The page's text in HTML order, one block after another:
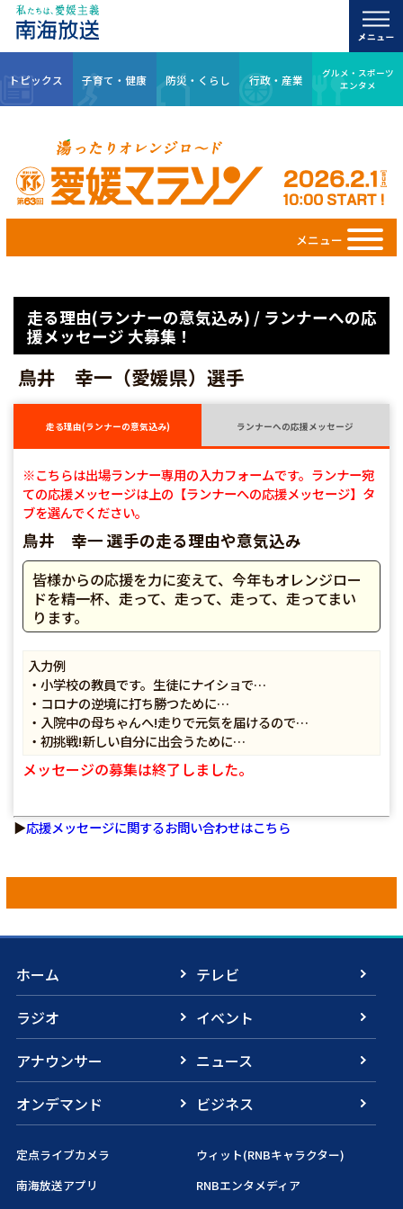
トピックス 子育て・健康 防災・くらし 行政・産業
グルメ・スポーツ
エンタメ
メニュー
走る理由(ランナーの意気込み) / ランナーへの応
援メッセージ 大募集！
鳥井 幸一（愛媛県）選手
走る理由(ランナーの意気込み) ランナーへの応援メッセージ
※こちらは出場ランナー専用の入力フォームです。ランナー宛
ての応援メッセージは上の【ランナーへの応援メッセージ】タ
ブを選んでください。
鳥井 幸一 選手の走る理由や意気込み
皆様からの応援を力に変えて、今年もオレンジロー
ドを精一杯、走って、走って、走って、走ってまい
ります。
入力例
・小学校の教員です。生徒にナイショで…
・コロナの逆境に打ち勝つために…
・入院中の母ちゃんへ!走りで元気を届けるので…
・初挑戦!新しい自分に出会うために…
メッセージの募集は終了しました。
▶応援メッセージに関するお問い合わせはこちら
ホーム
テレビ
ラジオ
イベント
アナウンサー
ニュース
オンデマンド
ビジネス
定点ライブカメラ
ウィット(RNBキャラクター)
南海放送アプリ
RNBエンタメディア